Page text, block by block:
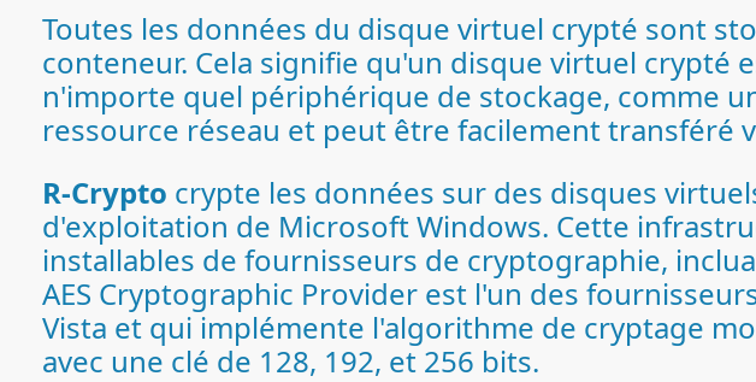
Toutes les données du disque virtuel crypté sont
conteneur. Cela signifie qu'un disque virtuel
n'importe quel périphérique de stockage, comme
ressource réseau et peut être facilement transféré
R-Crypto crypte les données sur des disques
d'exploitation de Microsoft Windows. Cette
installables de fournisseurs de cryptographie,
AES Cryptographic Provider est l'un des
Vista et qui implémente l'algorithme de cryptage
avec une clé de 128, 192, et 256 bits.